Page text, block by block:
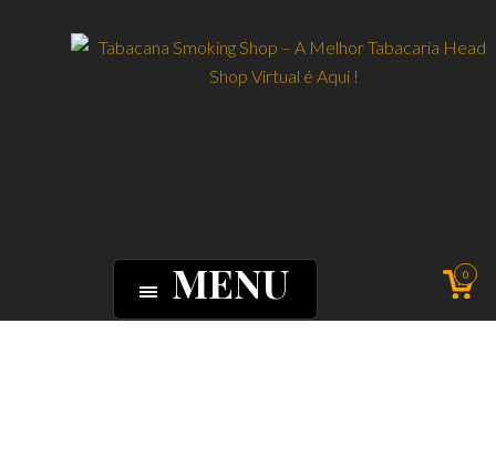
MENU 0